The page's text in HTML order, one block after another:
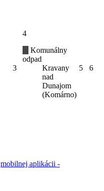
3
4
Komunálny
odpad
Kravany
nad
Dunajom
(Komárno)
5 6
mobilnej aplikácii -